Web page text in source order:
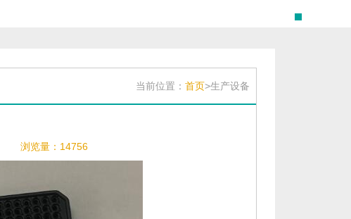
当前位置：首页>生产设备
浏览量：14756